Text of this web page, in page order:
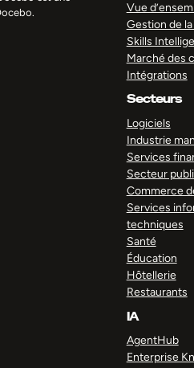
Vue
Gestion de
Skills
Marché des
Intégrations
Secteurs
Logiciels
Industrie
Services
Secteur
Commerce
Services
techniques
Santé
Éducation
Hôtellerie
Restaurants
IA
AgentHub
Enterprise